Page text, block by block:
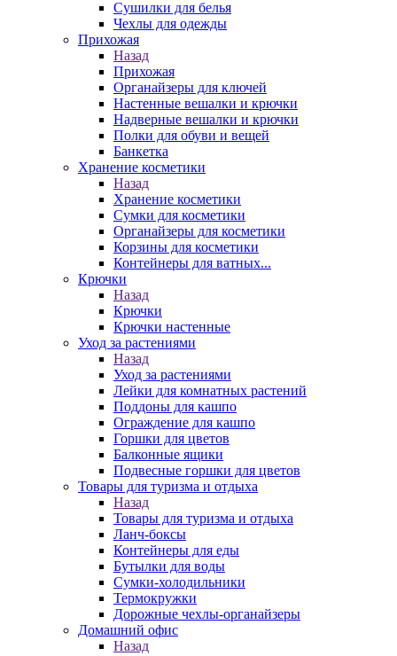
Сушилки для белья
Чехлы для одежды
Прихожая
Назад
Прихожая
Органайзеры для ключей
Настенные вешалки и крючки
Надверные вешалки и крючки
Полки для обуви и вещей
Банкетка
Хранение косметики
Назад
Хранение косметики
Сумки для косметики
Органайзеры для косметики
Корзины для косметики
Контейнеры для ватных...
Крючки
Назад
Крючки
Крючки настенные
Уход за растениями
Назад
Уход за растениями
Лейки для комнатных растений
Поддоны для кашпо
Ограждение для кашпо
Горшки для цветов
Балконные ящики
Подвесные горшки для цветов
Товары для туризма и отдыха
Назад
Товары для туризма и отдыха
Ланч-боксы
Контейнеры для еды
Бутылки для воды
Сумки-холодильники
Термокружки
Дорожные чехлы-органайзеры
Домашний офис
Назад